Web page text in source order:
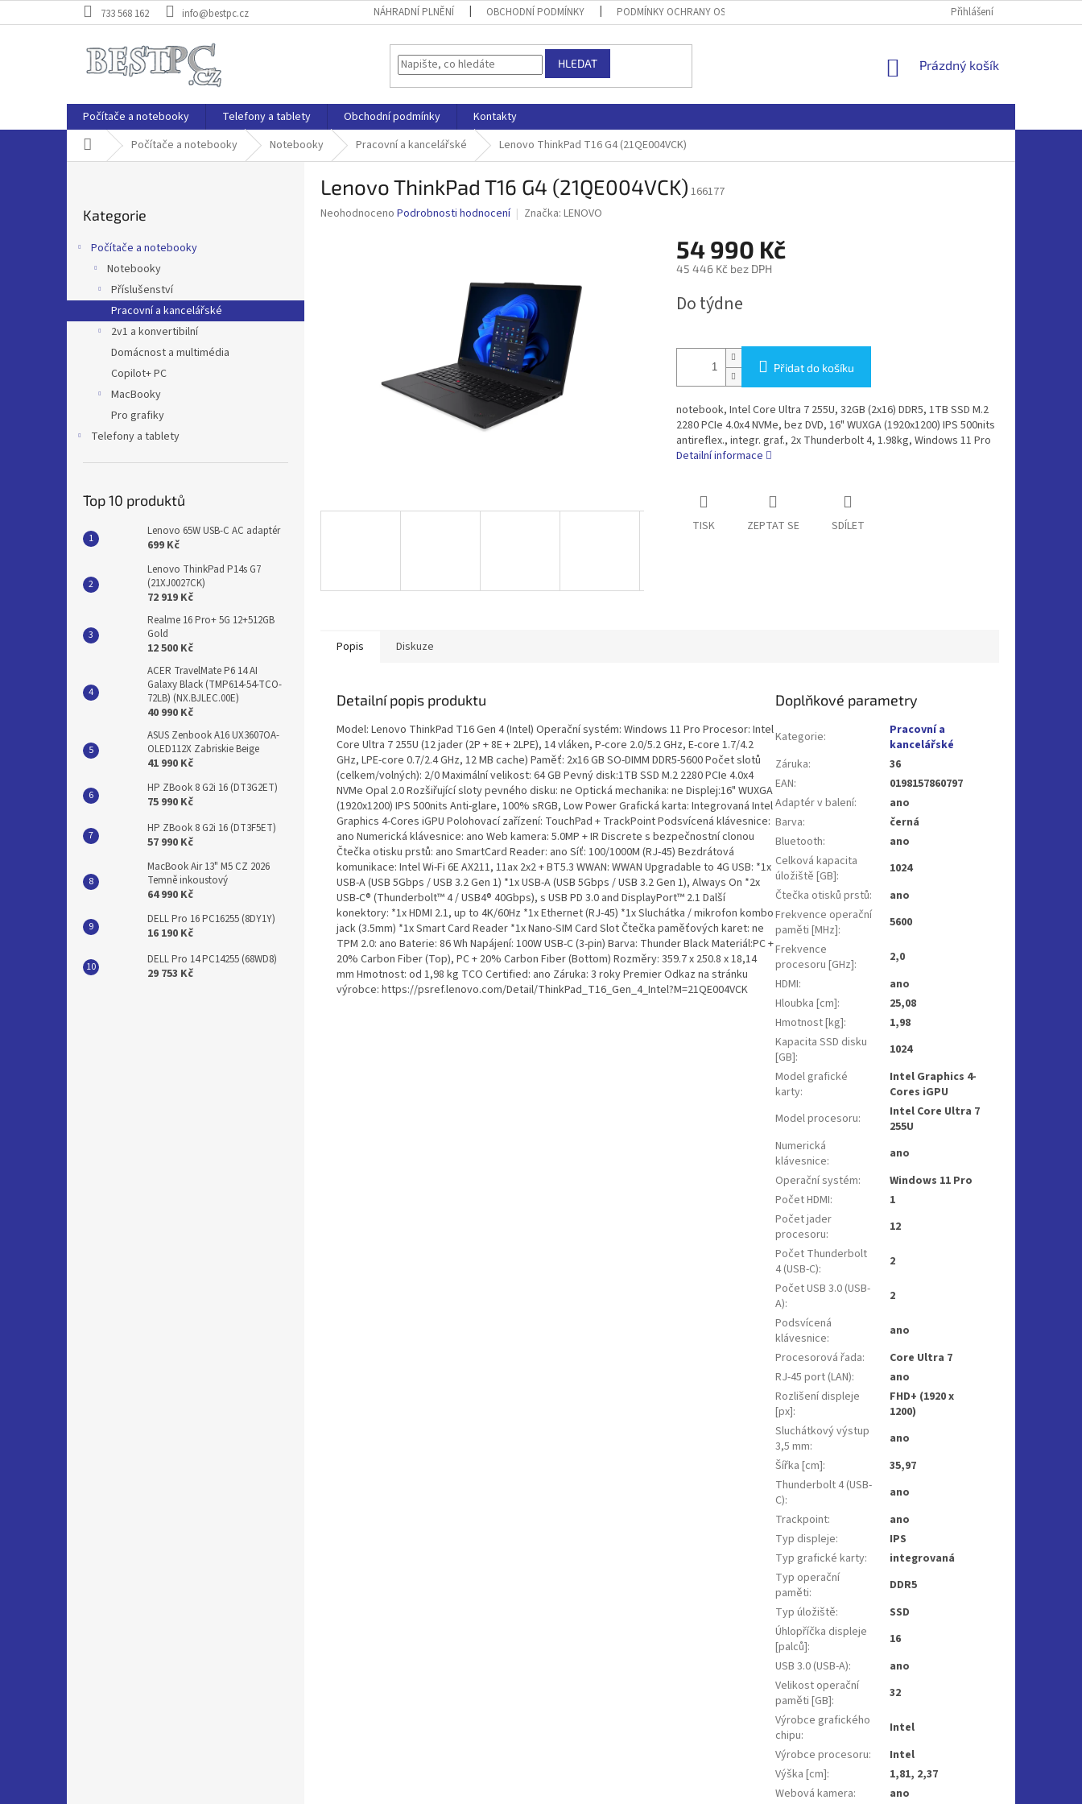
na
733 568 162 info@bestpc.cz NÁHRADNÍ PLNĚNÍ OBCHODNÍ PODMÍNKY PODMÍNKY OCHRANY OSOBNÍCH ÚDAJŮ Přihlášení
HLEDAT
NÁKUPNÍ
Prázdný košík
Počítače a notebooky Telefony a tablety Obchodní podmínky
Kontakty
Domů Počítače a notebooky Notebooky Pracovní a kancelářské Lenovo ThinkPad T16 G4 (21QE004VCK)
kategorie
Kategorie
Počítače a notebooky
Notebooky
Příslušenství
Pracovní a kancelářské
2v1 a konvertibilní
Domácnost a multimédia
Copilot+ PC
MacBooky
Pro grafiky
Telefony a tablety
Top 10 produktů
Lenovo 65W USB-C AC adaptér
699 Kč
Lenovo ThinkPad P14s G7
(21XJ0027CK)
72 919 Kč
Realme 16 Pro+ 5G 12+512GB
Gold
12 500 Kč
ACER TravelMate P6 14 AI
Galaxy Black (TMP614-54-TCO-
72LB) (NX.BJLEC.00E)
40 990 Kč
ASUS Zenbook A16 UX3607OA-
OLED112X Zabriskie Beige
41 990 Kč
HP ZBook 8 G2i 16 (DT3G2ET)
75 990 Kč
HP ZBook 8 G2i 16 (DT3F5ET)
57 990 Kč
MacBook Air 13" M5 CZ 2026
Temně inkoustový
64 990 Kč
DELL Pro 16 PC16255 (8DY1Y)
16 190 Kč
DELL Pro 14 PC14255 (68WD8)
29 753 Kč
Lenovo ThinkPad T16 G4 (21QE004VCK) 166177
Průměrné
Neohodnoceno Podrobnosti hodnocení Značka: LENOVO
54 990 Kč
45 446 Kč bez DPH
cena:
Do týdne
Přidat do košíku
notebook, Intel Core Ultra 7 255U, 32GB (2x16) DDR5, 1TB SSD M.2
2280 PCIe 4.0x4 NVMe, bez DVD, 16" WUXGA (1920x1200) IPS 500nits
antireflex., integr. graf., 2x Thunderbolt 4, 1.98kg, Windows 11 Pro
Detailní informace
TISK ZEPTAT SE SDÍLET
Popis Diskuze
Detailní popis produktu
Model: Lenovo ThinkPad T16 Gen 4 (Intel) Operační systém: Windows 11 Pro Procesor: Intel
Core Ultra 7 255U (12 jader (2P + 8E + 2LPE), 14 vláken, P-core 2.0/5.2 GHz, E-core 1.7/4.2
GHz, LPE-core 0.7/2.4 GHz, 12 MB cache) Paměť: 2x16 GB SO-DIMM DDR5-5600 Počet slotů
(celkem/volných): 2/0 Maximální velikost: 64 GB Pevný disk:1TB SSD M.2 2280 PCIe 4.0x4
NVMe Opal 2.0 Rozšiřující sloty pevného disku: ne Optická mechanika: ne Displej:16" WUXGA
(1920x1200) IPS 500nits Anti-glare, 100% sRGB, Low Power Grafická karta: Integrovaná Intel
Graphics 4-Cores iGPU Polohovací zařízení: TouchPad + TrackPoint Podsvícená klávesnice:
ano Numerická klávesnice: ano Web kamera: 5.0MP + IR Discrete s bezpečnostní clonou
Čtečka otisku prstů: ano SmartCard Reader: ano Síť: 100/1000M (RJ-45) Bezdrátová
komunikace: Intel Wi-Fi 6E AX211, 11ax 2x2 + BT5.3 WWAN: WWAN Upgradable to 4G USB: *1x
USB-A (USB 5Gbps / USB 3.2 Gen 1) *1x USB-A (USB 5Gbps / USB 3.2 Gen 1), Always On *2x
USB-C® (Thunderbolt™ 4 / USB4® 40Gbps), s USB PD 3.0 and DisplayPort™ 2.1 Další
konektory: *1x HDMI 2.1, up to 4K/60Hz *1x Ethernet (RJ-45) *1x Sluchátka / mikrofon kombo
jack (3.5mm) *1x Smart Card Reader *1x Nano-SIM Card Slot Čtečka paměťových karet: ne
TPM 2.0: ano Baterie: 86 Wh Napájení: 100W USB-C (3-pin) Barva: Thunder Black Materiál:PC +
20% Carbon Fiber (Top), PC + 20% Carbon Fiber (Bottom) Rozměry: 359.7 x 250.8 x 18,14
mm Hmotnost: od 1,98 kg TCO Certified: ano Záruka: 3 roky Premier Odkaz na stránku
výrobce: https://psref.lenovo.com/Detail/ThinkPad_T16_Gen_4_Intel?M=21QE004VCK
Doplňkové parametry
Kategorie:
Pracovní a
kancelářské
Záruka:
36
EAN:
0198157860797
Adaptér v balení:
ano
Barva:
černá
Bluetooth:
ano
Celková kapacita
úložiště [GB]:
1024
Čtečka otisků prstů:
ano
Frekvence operační
paměti [MHz]:
5600
Frekvence
procesoru [GHz]:
2,0
HDMI:
ano
Hloubka [cm]:
25,08
Hmotnost [kg]:
1,98
Kapacita SSD disku
[GB]:
1024
Model grafické
karty:
Intel Graphics 4-
Cores iGPU
Model procesoru:
Intel Core Ultra 7
255U
Numerická
klávesnice:
ano
Operační systém:
Windows 11 Pro
Počet HDMI:
1
Počet jader
procesoru:
12
Počet Thunderbolt
4 (USB-C):
2
Počet USB 3.0 (USB-
A):
2
Podsvícená
klávesnice:
ano
Procesorová řada:
Core Ultra 7
RJ-45 port (LAN):
ano
Rozlišení displeje
[px]:
FHD+ (1920 x
1200)
Sluchátkový výstup
3,5 mm:
ano
Šířka [cm]:
35,97
Thunderbolt 4 (USB-
C):
ano
Trackpoint:
ano
Typ displeje:
IPS
Typ grafické karty:
integrovaná
Typ operační
paměti:
DDR5
Typ úložiště:
SSD
Úhlopříčka displeje
[palců]:
16
USB 3.0 (USB-A):
ano
Velikost operační
paměti [GB]:
32
Výrobce grafického
chipu:
Intel
Výrobce procesoru:
Intel
Výška [cm]:
1,81, 2,37
Webová kamera: ano